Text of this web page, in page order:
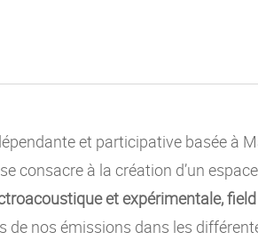
et participative basée à
consacre à la création d’un
et expérimentale,
de nos émissions dans les